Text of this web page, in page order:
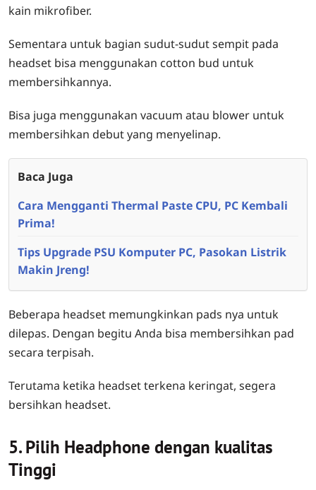
kain mikrofiber.
Sementara untuk bagian sudut-sudut sempit pada
headset bisa menggunakan cotton bud untuk
membersihkannya.
Bisa juga menggunakan vacuum atau blower untuk
membersihkan debut yang menyelinap.
Baca Juga
Cara Mengganti Thermal Paste CPU, PC Kembali
Prima!
Tips Upgrade PSU Komputer PC, Pasokan Listrik
Makin Jreng!
Beberapa headset memungkinkan pads nya untuk
dilepas. Dengan begitu Anda bisa membersihkan pad
secara terpisah.
Terutama ketika headset terkena keringat, segera
bersihkan headset.
5. Pilih Headphone dengan kualitas
Tinggi